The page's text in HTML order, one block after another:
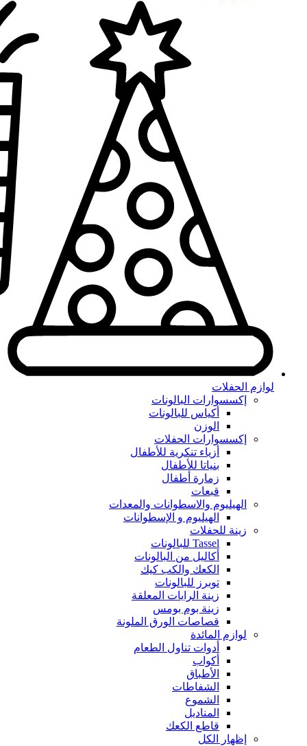
لوازم الحفلات
إكسسوارات البالونات
أكياس للبالونات
الوزن
إكسسوارات الحفلات
أزياء تنكرية للأطفال
بنياتا للأطفال
زمارة أطفال
قبعات
الهيليوم والاسطوانات والمعدات
الهيليوم و الإسطوانات
زينة للحفلات
Tassel للبالونات
أكاليل من البالونات
الكعك والكب كيك
توبرز للبالونات
زينة الرايات المعلقة
زينة بوم بومس
قصاصات الورق الملونة
لوازم المائدة
أدوات تناول الطعام
أكواب
الأطباق
الشفاطات
الشموع
المناديل
قاطع الكعك
إظهار الكل